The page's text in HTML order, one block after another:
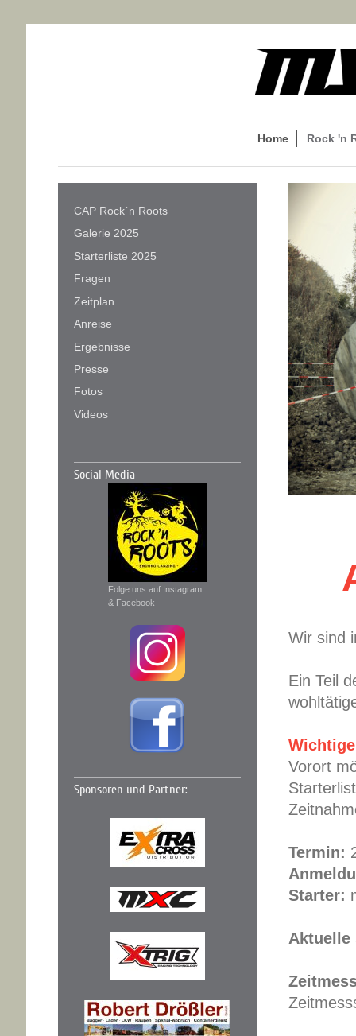
Home Rock 'n
Wir sind
Ein Teil
Vorort
Termin:
Starter:
Aktuelle
CAP Rock´n Roots
Galerie 2025
Starterliste 2025
Fragen
Zeitplan
Anreise
Ergebnisse
Presse
Fotos
Videos
Social Media
Folge uns auf Instagram
& Facebook
Sponsoren und Partner: